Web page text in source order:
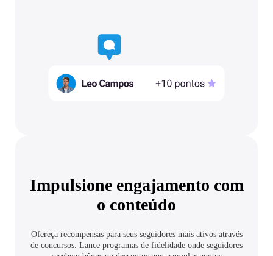
Impulsione engajamento com
o conteúdo
Ofereça recompensas para seus seguidores mais ativos através
de concursos. Lance programas de fidelidade onde seguidores